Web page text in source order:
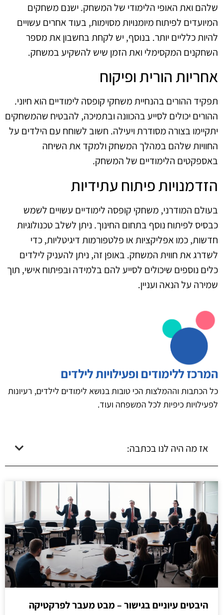
שלהם ואת האופי הלימודי של המשחק. ישנם משחקים
המיועדים לפיתוח מיומנויות מסוימות, בעוד אחרים עשויים
להיות כלליים יותר. בנוסף, יש לקחת בחשבון את מספר
השחקנים המקסימלי ואת הזמן שיש להשקיע במשחק.
אחריות הורית ופיקוח
תפקיד ההורים בהנחיית משחקי קופסה לימודיים הוא חיוני.
ההורים יכולים לסייע בהכוונה ובתמיכה, להבטיח שהמשחקים
יתקיימו בצורה מסודרת ויעילה. חשוב לשוחח עם הילדים על
החוויות שלהם במהלך המשחק ולמקד את השיחה
באספקטים הלימודיים של המשחק.
הזדמנויות פיתוח עתידיות
בעולם המודרני, משחקי קופסה לימודיים עשויים לשמש
כבסיס לפיתוח נוסף בתחום החינוך. ניתן לשלב טכנולוגיות
חדשות, כמו אפליקציות או פלטפורמות דיגיטליות, כדי
לשדרג את חווית המשחק. באופן זה, ניתן להעניק לילדים
כלים נוספים שיכולים לסייע להם בלמידה ובפיתוח אישי, תוך
שמירה על הנאה ועניין.
המרכז ללימודים ופעילויות לילדים
כל הכתבות וההמלצות הכי טובות בנושא לימודים לילדים, רעיונות
לפעילויות כיפיות לכל המשפחה ועוד.
אז מה היה לנו בכתבה:
היבטים עיוניים בגישור – מבט מעבר לפרקטיקה